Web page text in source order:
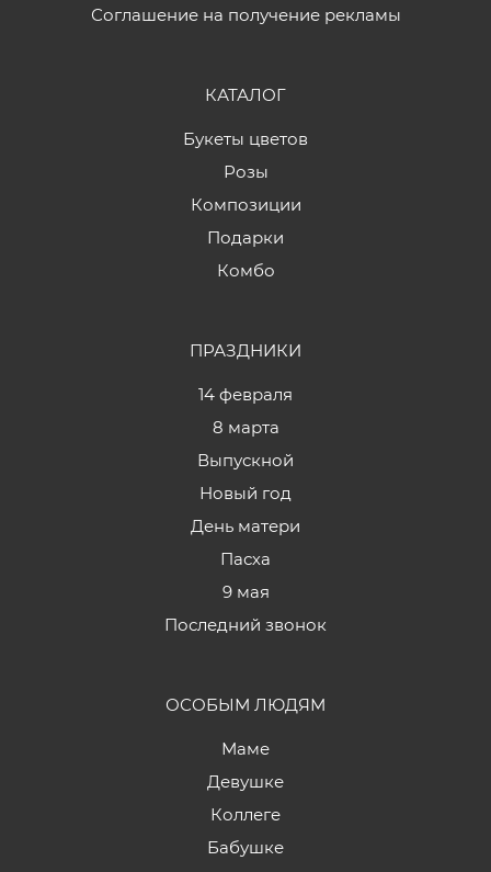
Соглашение на получение рекламы
КАТАЛОГ
Букеты цветов
Розы
Композиции
Подарки
Комбо
ПРАЗДНИКИ
14 февраля
8 марта
Выпускной
Новый год
День матери
Пасха
9 мая
Последний звонок
ОСОБЫМ ЛЮДЯМ
Маме
Девушке
Коллеге
Бабушке